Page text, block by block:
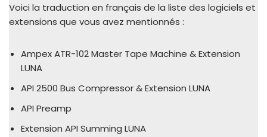
Voici la traduction en français de la liste des logiciels et
extensions que vous avez mentionnés :
Ampex ATR-102 Master Tape Machine & Extension
LUNA
API 2500 Bus Compressor & Extension LUNA
API Preamp
Extension API Summing LUNA